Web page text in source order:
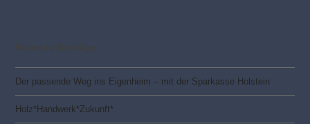
Der passende Weg ins Eigenheim – mit der Sparkasse Holstein
Holz*Handwerk*Zukunft*